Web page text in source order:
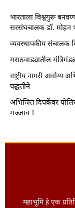
भारताला विश्वगुरू
सरसंघचालक डॉ.
व्यवस्थापकीय संचालक
मराठवाड्यातील
राष्ट्रीय नागरी आरोग्य
पद्धतीने
अभिजित दिपकेंवर
मज्जाव !
महाभूमि हे एक